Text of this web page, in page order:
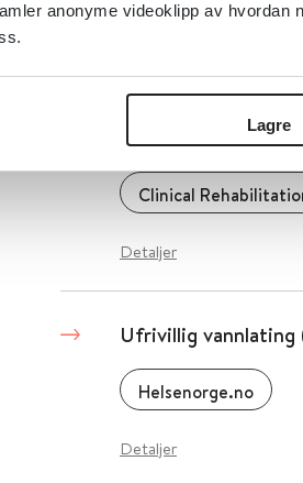
anonyme videoklipp av
Lagre
Helsebiblioteket
Uførhet og
for (sub)akutte
Clinical
Detaljer
Ufrivillig
Helsenorge.no
Detaljer